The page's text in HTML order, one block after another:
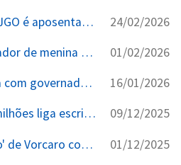
Desembargador do TJGO é aposentado compulsoriamente pelo CNJ por assédio sexual a servidora 24/02/2026
TJMG absolve estuprador de menina de 12 anos alegando 'vínculo afetivo consensual' — réu tinha passagem por homicídio 01/02/2026
Delegada empossada com governador presente é presa 28 dias depois por namorar chefe do PCC 16/01/2026
Contrato de R$ 129 milhões liga escritório da esposa de Moraes ao Banco Master 09/12/2025
Festas 'Cine Trancoso' de Vorcaro com prostitutas geram investigação do MP junto ao TCU 01/12/2025